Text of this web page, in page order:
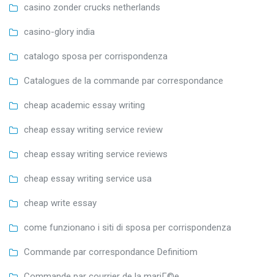
casino zonder crucks netherlands
casino-glory india
catalogo sposa per corrispondenza
Catalogues de la commande par correspondance
cheap academic essay writing
cheap essay writing service review
cheap essay writing service reviews
cheap essay writing service usa
cheap write essay
come funzionano i siti di sposa per corrispondenza
Commande par correspondance Definitiom